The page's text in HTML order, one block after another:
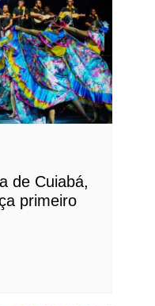
de Cuiabá,
primeiro